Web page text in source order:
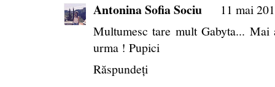
Antonina Sofia Sociu
11 mai
Multumesc tare mult Gabyta...
urma ! Pupici
Răspundeți